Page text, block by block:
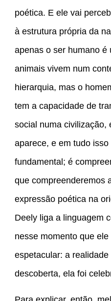
poética. E ele vai
à estrutura própria da
apenas o ser humano é
animais vivem num
hierarquia, mas o
tem a capacidade de
social numa civilização,
aparece, e em tudo
fundamental; é
que compreenderemos
expressão poética na
Deely liga a linguagem
nesse momento que
espetacular: a
descoberta, ela foi